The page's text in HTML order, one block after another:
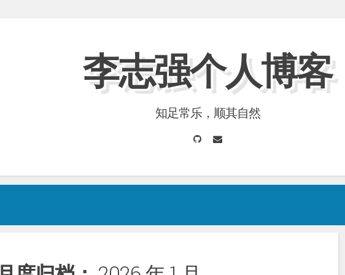
李志强个人博客
知足常乐，顺其自然
GitHubEmail